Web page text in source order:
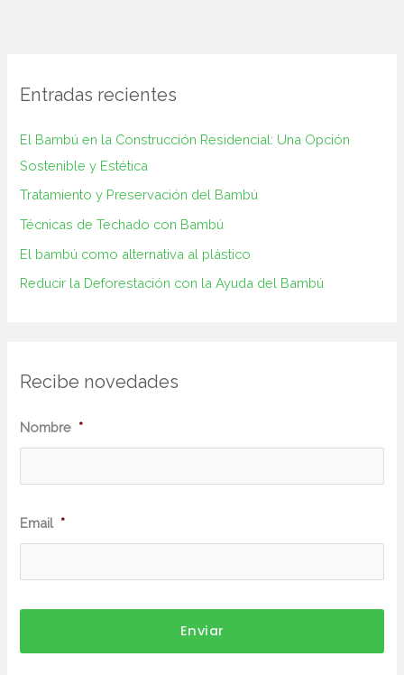
Entradas recientes
El Bambú en la Construcción‌ Residencial: Una Opción
Sostenible y ⁢Estética
Tratamiento y Preservación del Bambú
Técnicas de Techado con Bambú
El bambú como alternativa al plástico
Reducir la Deforestación con la Ayuda del Bambú
Recibe novedades
Nombre *
o
Email *